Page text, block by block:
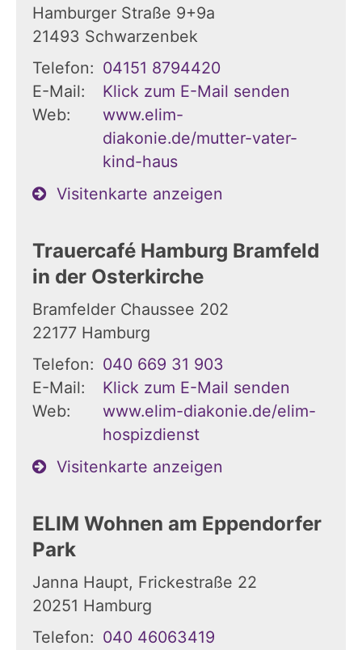
Hamburger Straße 9+9a
21493 Schwarzenbek
Telefon: 04151 8794420
E-Mail:
Klick zum E-Mail senden
Web:
www.elim-
diakonie.de/mutter-vater-
kind-haus
Visitenkarte anzeigen
Trauercafé Hamburg Bramfeld
in der Osterkirche
Bramfelder Chaussee 202
22177 Hamburg
Telefon: 040 669 31 903
E-Mail:
Klick zum E-Mail senden
Web:
www.elim-diakonie.de/elim-
hospizdienst
Visitenkarte anzeigen
ELIM Wohnen am Eppendorfer
Park
Janna Haupt, Frickestraße 22
20251 Hamburg
Telefon: 040 46063419